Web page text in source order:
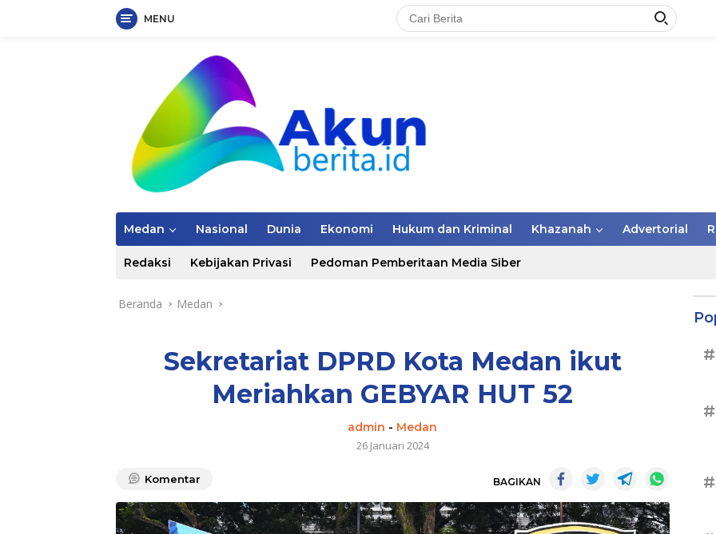
MENU
Medan Nasional Dunia Ekonomi Hukum dan Kriminal Khazanah Advertorial
Redaksi Kebijakan Privasi Pedoman Pemberitaan Media Siber
Beranda Medan
Sekretariat DPRD Kota Medan ikut
Meriahkan GEBYAR HUT 52
admin - Medan
26 Januari 2024
Komentar BAGIKAN